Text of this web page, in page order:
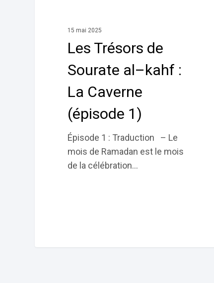
(épisode
15 mai 2025
Les Trésors de
Sourate al–kahf :
La Caverne
(épisode 1)
Épisode 1 : Traduction – Le
mois de Ramadan est le mois
de la célébration…